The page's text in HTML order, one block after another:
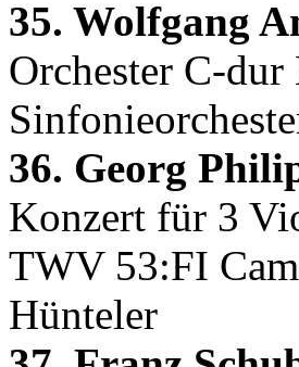
35. Wolfgang
Orchester C-
36. Georg
Konzert für 3
TWV 53:FI
Hünteler